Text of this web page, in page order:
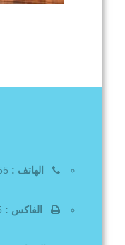
الهاتف :
الفاكس :